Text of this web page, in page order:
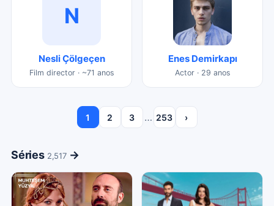
N
Nesli Çölgeçen
Film director · ~71 anos
Enes Demirkapı
Actor · 29 anos
1 2 3 … 253 ›
Séries 2,517→